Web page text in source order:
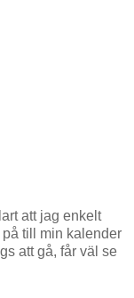
att jag enkelt
till min kalender
att gå, får väl se